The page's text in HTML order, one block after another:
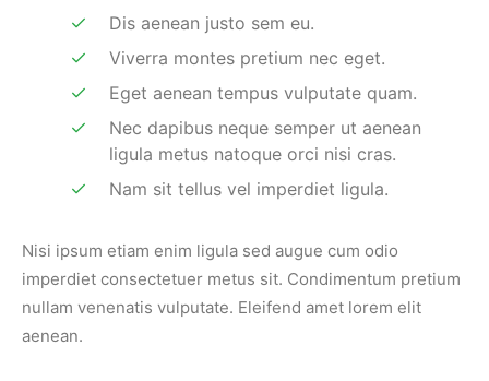
Dis aenean justo sem eu.
Viverra montes pretium nec eget.
Eget aenean tempus vulputate quam.
Nec dapibus neque semper ut aenean
ligula metus natoque orci nisi cras.
Nam sit tellus vel imperdiet ligula.
Nisi ipsum etiam enim ligula sed augue cum odio
imperdiet consectetuer metus sit. Condimentum pretium
nullam venenatis vulputate. Eleifend amet lorem elit
aenean.